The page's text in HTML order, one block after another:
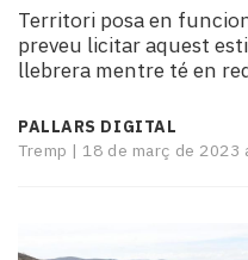
Cultura
Esports
Mai
TV
i
Territori posa en
preveu licitar aquest
llebrera mentre té en
PALLARS DIGITAL
Tremp | 18 de març de 2023